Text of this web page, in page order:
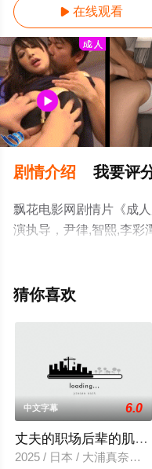
 在线观看
剧情介绍 我要评
飘花电影网剧情片《成
演执导，尹律,智熙,李彩
机免费观看高清无删减
解。
猜你喜欢
中文字幕 6.0
丈夫的职场后辈的肌力
2025 / 日本 / 大浦真奈美,